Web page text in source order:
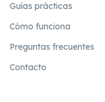
Guías prácticas
Cómo funciona
Preguntas frecuentes
Contacto